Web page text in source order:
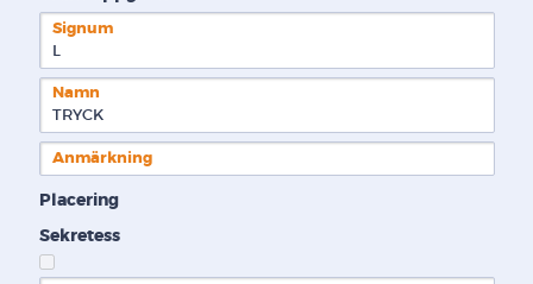
Signum
L
Namn
TRYCK
Anmärkning
Placering
Sekretess